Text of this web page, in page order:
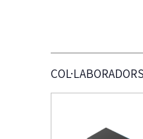
COL·LABORADORS